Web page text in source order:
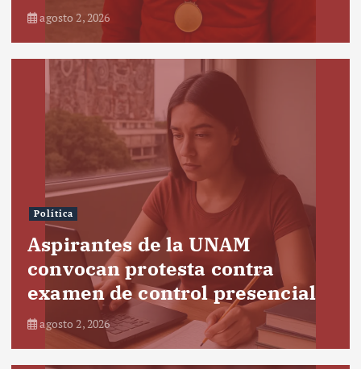
agosto 2, 2026
Política
Aspirantes de la UNAM
convocan protesta contra
examen de control presencial
agosto 2, 2026